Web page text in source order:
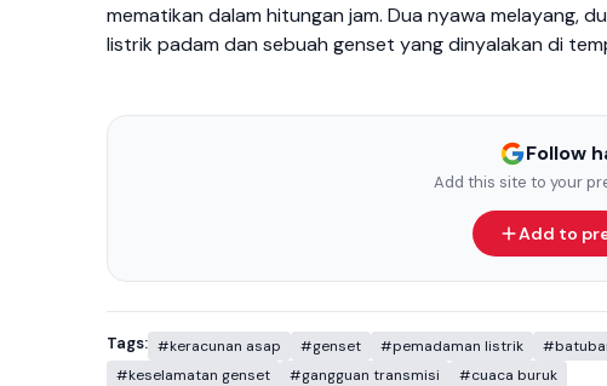
mematikan dalam hitungan jam. Dua nyawa melayang,
listrik padam dan sebuah genset yang dinyalakan di
Follow
Add this site to your
Add to
Tags: #keracunan asap #genset #pemadaman listrik
#keselamatan genset
#gangguan transmisi #cuaca buruk